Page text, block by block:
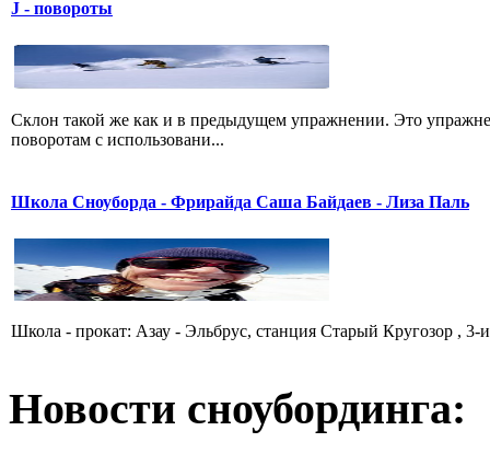
J - повороты
Склон такой же как и в предыдущем упражнении. Это
поворотам с использовани...
Школа Сноуборда - Фрирайда Саша Байдаев - Лиза Паль
Школа - прокат: Азау - Эльбрус, станция Старый Кругозор , 3-
Новости сноубординга: